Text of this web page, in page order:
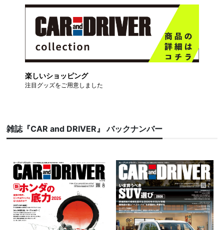
楽しいショッピング
注目グッズをご用意しました
雑誌『CAR and DRIVER』 バックナンバー